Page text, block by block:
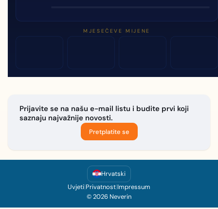
MJESEČEVE MIJENE
Prijavite se na našu e-mail listu i budite prvi koji
saznaju najvažnije novosti.
Pretplatite se
Hrvatski
Uvjeti|Privatnost|Impressum
© 2026 Neverin